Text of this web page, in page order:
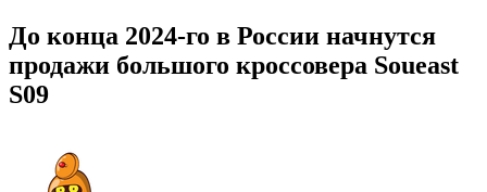
До конца 2024-го в России начнутся
продажи большого кроссовера Soueast
S09